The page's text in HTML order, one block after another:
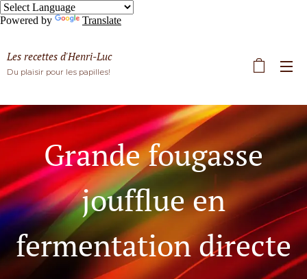
Powered by Translate
Les recettes d'Henri-Luc
Du plaisir pour les papilles!
Grande fougasse
joufflue en
fermentation directe